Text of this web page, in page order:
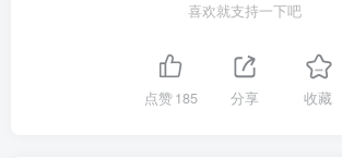
喜欢就支持一下吧
点赞185 分享 收藏